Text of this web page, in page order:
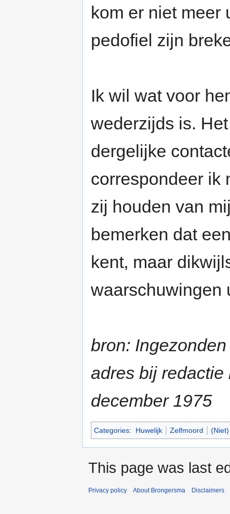
kom er niet meer
pedofiel zijn
Ik wil wat voor
wederzijds is.
dergelijke
correspondeer ik
zij houden van
bemerken dat
kent, maar
waarschuwingen
bron:
adres bij redactie
december 1975
Categories: Huwelijk Zelfmoord
This page was last
Privacy policy About Brongersma Disclaimers